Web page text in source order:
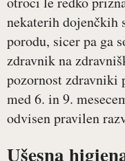
nekaterih dojenčkih
porodu, sicer pa ga
zdravnik na
pozornost zdravniki
med 6. in 9.
odvisen pravilen
Ušesna